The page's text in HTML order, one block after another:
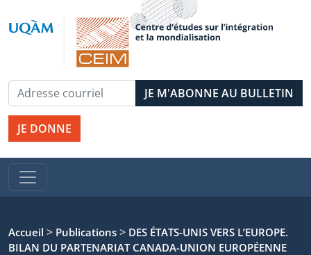
JE DONNE
Accueil > Publications > DES ÉTATS-UNIS VERS L’EUROPE.
BILAN DU PARTENARIAT CANADA-UNION EUROPÉENNE